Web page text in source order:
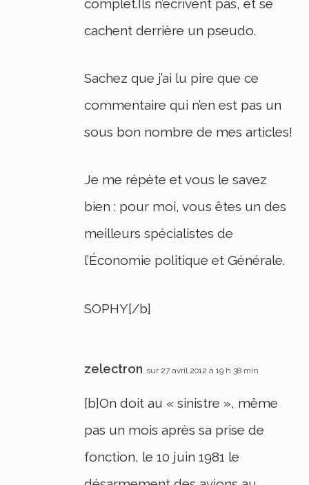
complet.Ils n’écrivent pas, et se
cachent derrière un pseudo.
Sachez que j’ai lu pire que ce
commentaire qui n’en est pas un
sous bon nombre de mes articles!
Je me répète et vous le savez
bien : pour moi, vous êtes un des
meilleurs spécialistes de
l’Économie politique et Générale.
SOPHY[/b]
zelectron sur 27 avril 2012 à 19 h 38 min
[b]On doit au « sinistre », même
pas un mois après sa prise de
fonction, le 10 juin 1981 le